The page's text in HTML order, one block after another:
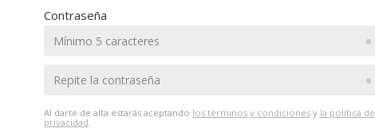
Contraseña
•
•
Al darte de alta estarás aceptando los términos y condicionesy la política de
privacidad.